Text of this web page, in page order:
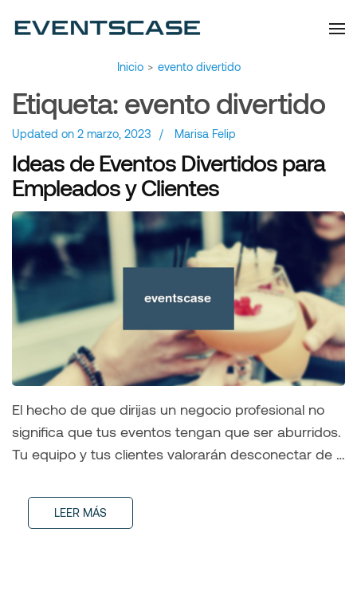
Inicio > evento divertido
Etiqueta: evento divertido
Updated on 2 marzo, 2023 / Marisa Felip
Ideas de Eventos Divertidos para
Empleados y Clientes
El hecho de que dirijas un negocio profesional no
significa que tus eventos tengan que ser aburridos.
Tu equipo y tus clientes valorarán desconectar de …
LEER MÁS